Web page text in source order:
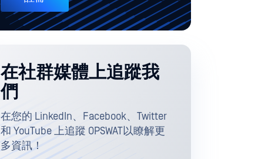
在社群媒體上追蹤我
們
在您的 LinkedIn、Facebook、Twitter
和 YouTube 上追蹤 OPSWAT以瞭解更
多資訊！